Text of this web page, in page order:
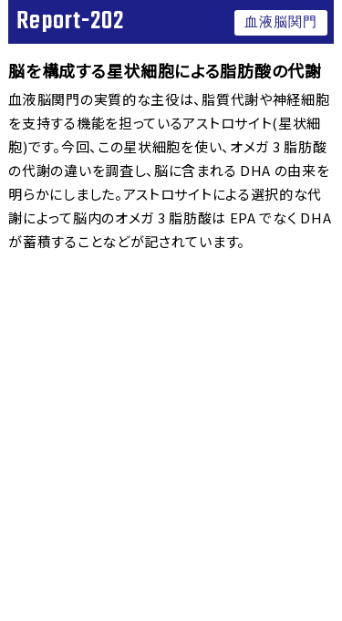
Report-202 血液脳関門
脳を構成する星状細胞による脂肪酸の代謝
血液脳関門の実質的な主役は、脂質代謝や神経細胞
を支持する機能を担っているアストロサイト(星状細
胞)です。今回、この星状細胞を使い、オメガ 3 脂肪酸
の代謝の違いを調査し、脳に含まれる DHA の由来を
明らかにしました。アストロサイトによる選択的な代
謝によって脳内のオメガ 3 脂肪酸は EPA でなく DHA
が蓄積することなどが記されています。